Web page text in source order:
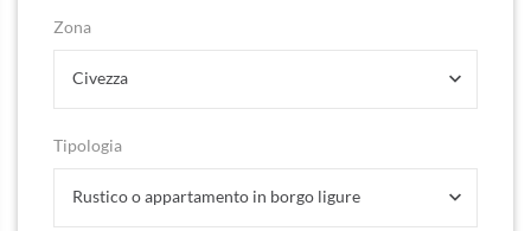
Zona
Civezza
Tipologia
Rustico o appartamento in borgo ligure